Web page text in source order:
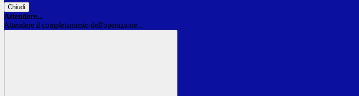
Chiudi
Attendere...
Attendere il completamento dell'operazione...